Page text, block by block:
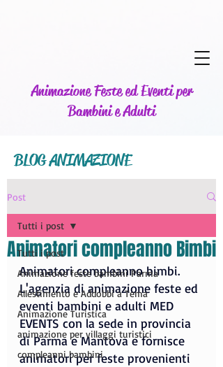
Animazione Feste ed Eventi per
Bambini e Adulti
BLOG ANIMAZIONE
Post
Tutti i post
Animazione feste bambini Parma
Allestimento e Addobbi a Tema
Animazione Turistica
animazione per villaggi turistici
compleanni bambini
Tutti i post
Animatori compleanno Bimbi
Animatori compleanno bimbi.
L'agenzia di animazione feste ed
eventi bambini e adulti MED
EVENTS con la sede in provincia
di Parma e Mantova e fornisce
animatori per feste provenienti